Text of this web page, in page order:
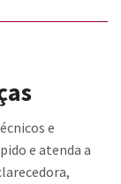
e
e atenda a